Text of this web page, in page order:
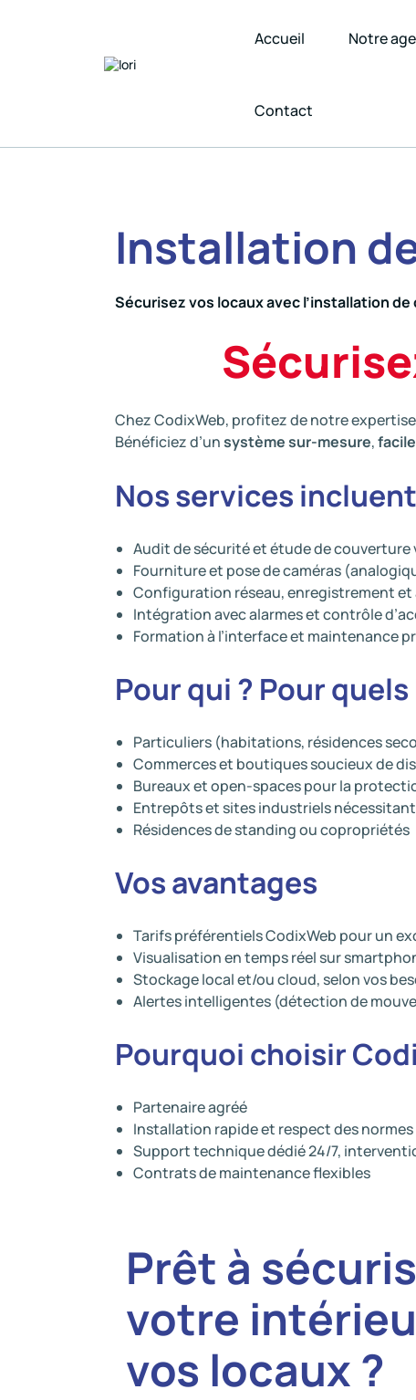
Accueil Notre
Contact
Installation
Sécurisez vos locaux avec l’installation
Chez CodixWeb, profitez de notre
Bénéficiez d’unsystème sur-mesure,
Nos services incluent
Audit de sécurité et étude de couverture
Fourniture et pose de caméras
Configuration réseau, enregistrement et
Intégration avec alarmes et contrôle
Formation à l’interface et maintenance
Pour qui ? Pour
Particuliers (habitations, résidences
Commerces et boutiques soucieux de
Bureaux et open-spaces pour la
Entrepôts et sites industriels
Résidences de standing ou copropriétés
Vos avantages
Tarifs préférentiels CodixWeb pour un
Visualisation en temps réel sur
Stockage local et/ou cloud, selon vos
Alertes intelligentes (détection de
Pourquoi choisir
Partenaire agréé
Installation rapide et respect des normes
Support technique dédié 24/7,
Contrats de maintenance flexibles
Prêt à
votre
vos locaux ?